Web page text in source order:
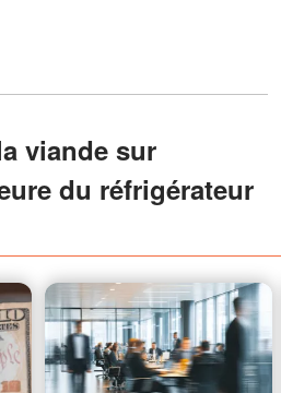
viande sur
du réfrigérateur